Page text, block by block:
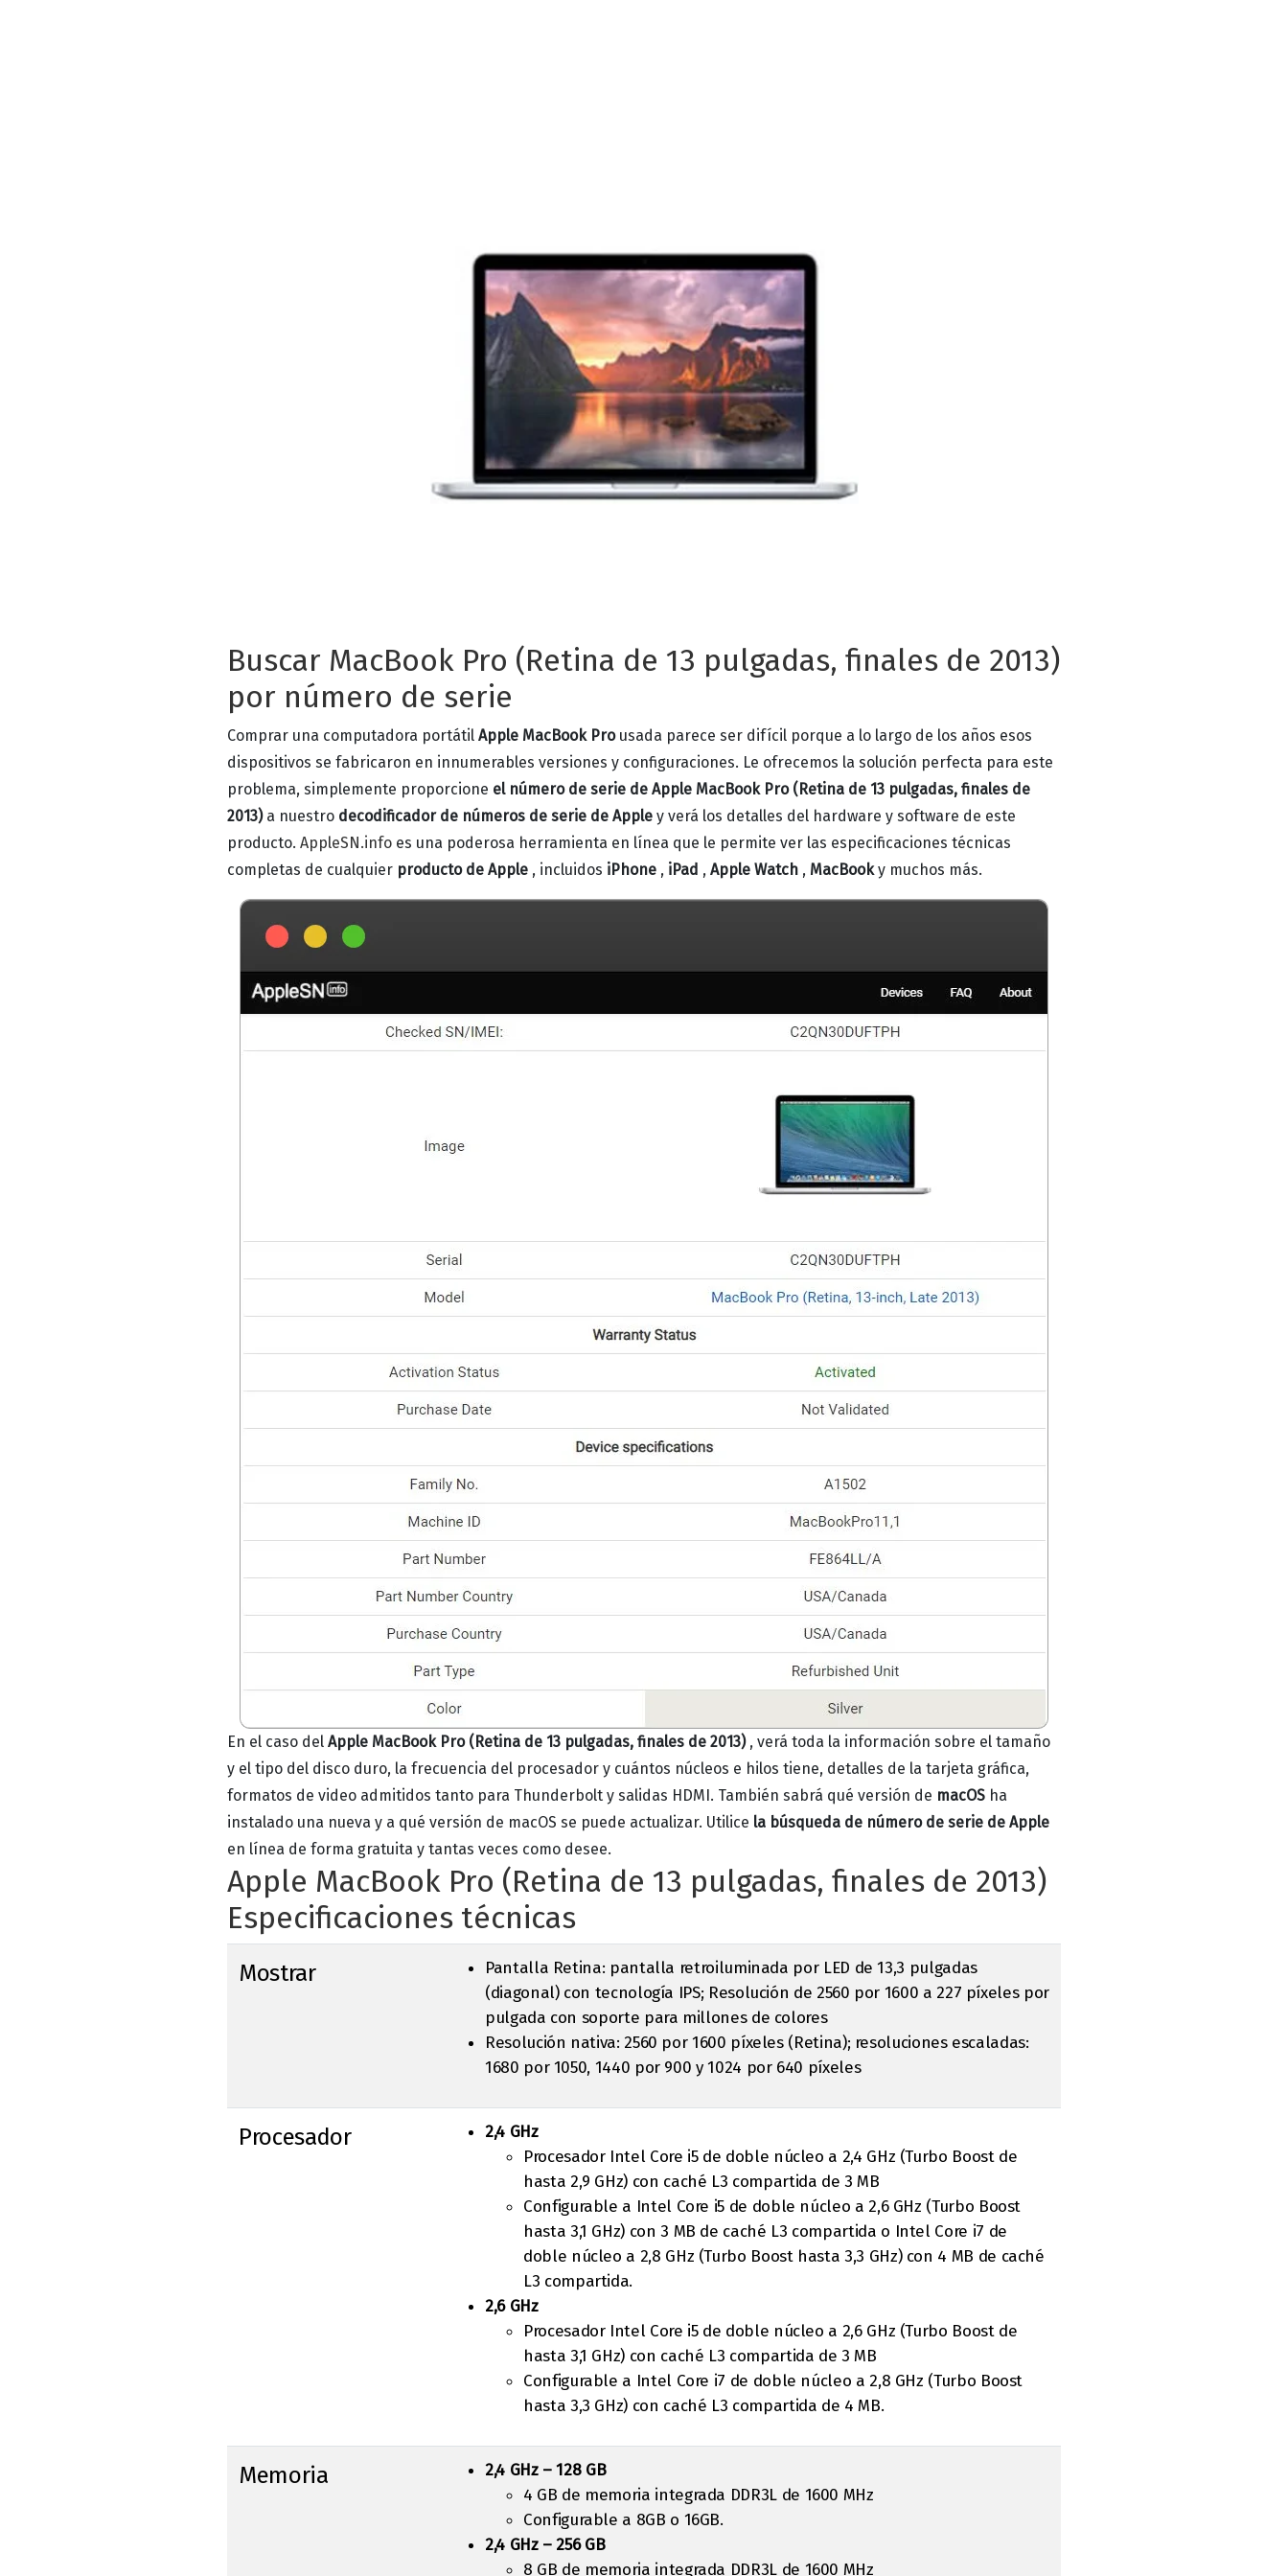
Buscar MacBook Pro (Retina de 13 pulgadas, finales de 2013)
por número de serie
Comprar una computadora portátil Apple MacBook Prousada parece ser difícil porque a lo largo de los años esos
dispositivos se fabricaron en innumerables versiones y configuraciones. Le ofrecemos la solución perfecta para este
problema, simplemente proporcione el número de serie de Apple MacBook Pro (Retina de 13 pulgadas, finales de
2013)a nuestro decodificador de números de serie de Apple y verá los detalles del hardware y software de este
producto. AppleSN.info es una poderosa herramienta en línea que le permite ver las especificaciones técnicas
completas de cualquier producto de Apple , incluidos iPhone , iPad , Apple Watch , MacBooky muchos más.
En el caso del Apple MacBook Pro (Retina de 13 pulgadas, finales de 2013), verá toda la información sobre el tamaño
y el tipo del disco duro, la frecuencia del procesador y cuántos núcleos e hilos tiene, detalles de la tarjeta gráfica,
formatos de video admitidos tanto para Thunderbolt y salidas HDMI. También sabrá qué versión de macOS ha
instalado una nueva y a qué versión de macOS se puede actualizar. Utilice la búsqueda de número de serie de Apple
en línea de forma gratuita y tantas veces como desee.
Apple MacBook Pro (Retina de 13 pulgadas, finales de 2013)
Especificaciones técnicas
Mostrar
Pantalla Retina: pantalla retroiluminada por LED de 13,3 pulgadas
(diagonal) con tecnología IPS; Resolución de 2560 por 1600 a 227 píxeles por
pulgada con soporte para millones de colores
Resolución nativa: 2560 por 1600 píxeles (Retina); resoluciones escaladas:
1680 por 1050, 1440 por 900 y 1024 por 640 píxeles
Procesador
2,4 GHz
Procesador Intel Core i5 de doble núcleo a 2,4 GHz (Turbo Boost de
hasta 2,9 GHz) con caché L3 compartida de 3 MB
Configurable a Intel Core i5 de doble núcleo a 2,6 GHz (Turbo Boost
hasta 3,1 GHz) con 3 MB de caché L3 compartida o Intel Core i7 de
doble núcleo a 2,8 GHz (Turbo Boost hasta 3,3 GHz) con 4 MB de caché
L3 compartida.
2,6 GHz
Procesador Intel Core i5 de doble núcleo a 2,6 GHz (Turbo Boost de
hasta 3,1 GHz) con caché L3 compartida de 3 MB
Configurable a Intel Core i7 de doble núcleo a 2,8 GHz (Turbo Boost
hasta 3,3 GHz) con caché L3 compartida de 4 MB.
Memoria
2,4 GHz – 128 GB
4 GB de memoria integrada DDR3L de 1600 MHz
Configurable a 8GB o 16GB.
2,4 GHz – 256 GB
8 GB de memoria integrada DDR3L de 1600 MHz